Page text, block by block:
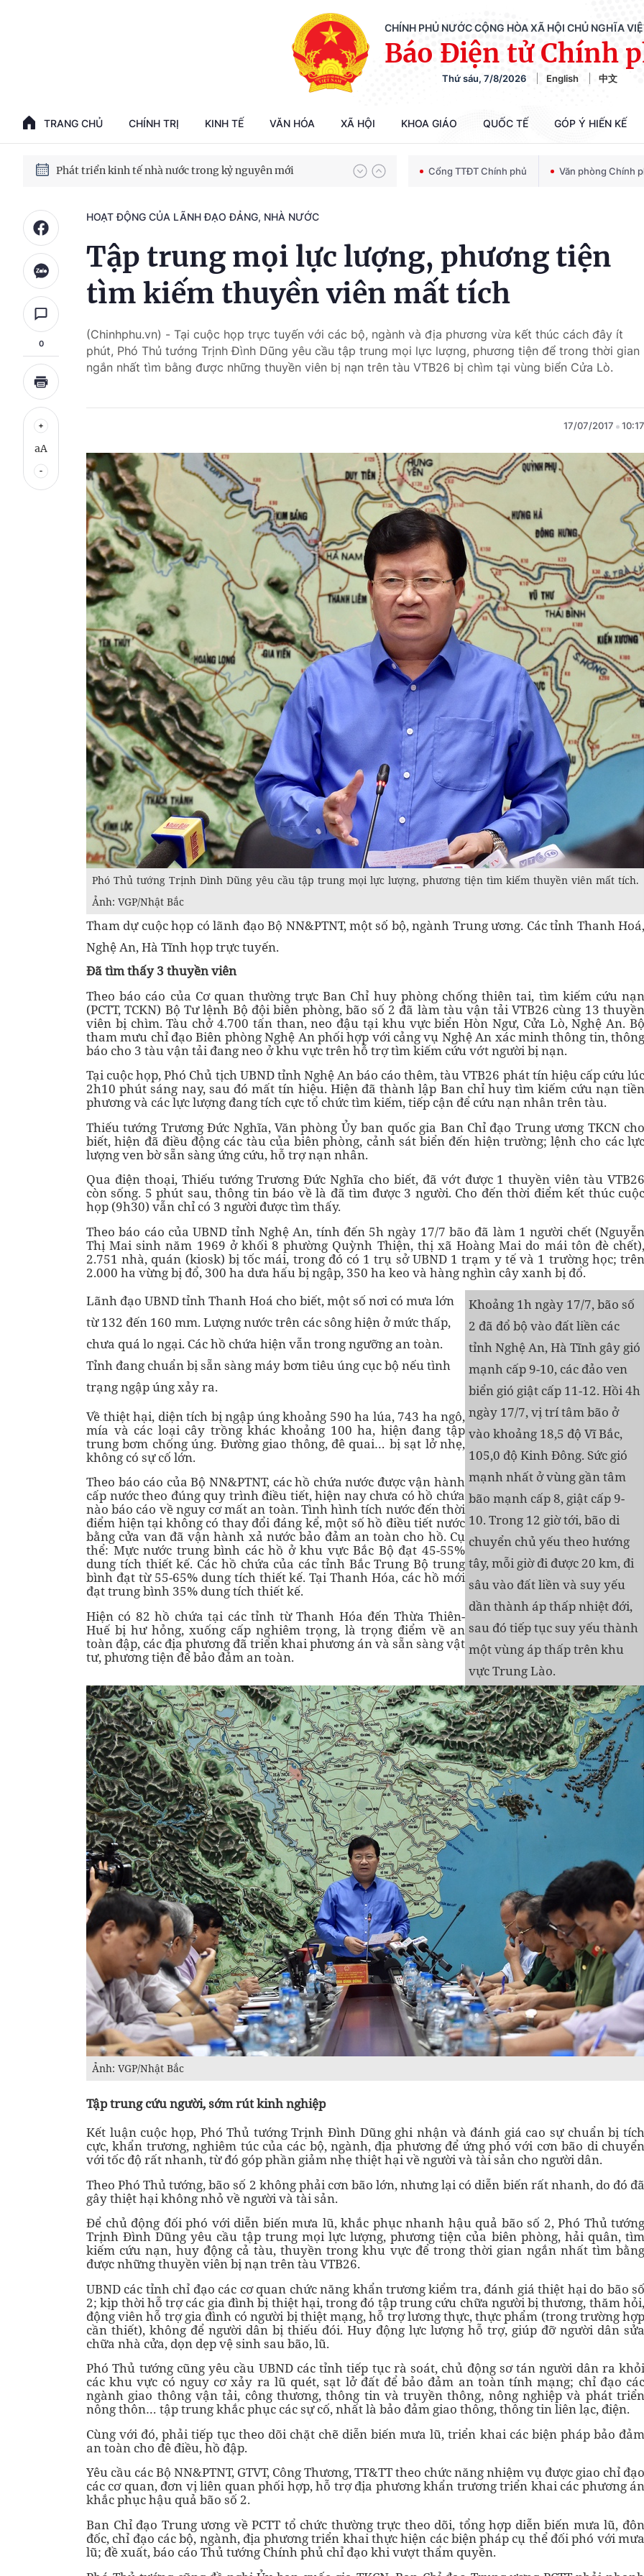
CHÍNH PHỦ NƯỚC CỘNG HÒA XÃ HỘI CHỦ NGHĨA
Báo Điện tử Chính
Thứ sáu, 7/8/2026 English 中文
TRANG CHỦ CHÍNH TRỊ KINH TẾ VĂN HÓA XÃ HỘI KHOA GIÁO QUỐC TẾ GÓP Ý HIẾN KẾ
Chiến dịch 500 ngày đêm tìm kiếm, quy tập và xác định danh tính hài cốt liệt sĩ
Phát triển nhà ở cho thuê - Trụ cột chiến lược, lâu dài
Phát triển kinh tế nhà nước trong kỷ nguyên mới Cổng TTĐT Chính phủ Văn phòng Chính
0
aA
HOẠT ĐỘNG CỦA LÃNH ĐẠO ĐẢNG, NHÀ NƯỚC
Tập trung mọi lực lượng, phương tiện
tìm kiếm thuyền viên mất tích
(Chinhphu.vn) - Tại cuộc họp trực tuyến với các bộ, ngành và địa phương vừa kết thúc cách đây ít
phút, Phó Thủ tướng Trịnh Đình Dũng yêu cầu tập trung mọi lực lượng, phương tiện để trong thời gian
ngắn nhất tìm bằng được những thuyền viên bị nạn trên tàu VTB26 bị chìm tại vùng biển Cửa Lò.
17/07/2017 10:17
Phó Thủ tướng Trịnh Dình Dũng yêu cầu tập trung mọi lực lượng, phương tiện tìm kiếm thuyền viên mất tích.
Ảnh: VGP/Nhật Bắc
Tham dự cuộc họp có lãnh đạo Bộ NN&PTNT, một số bộ, ngành Trung ương. Các tỉnh Thanh Hoá,
Nghệ An, Hà Tĩnh họp trực tuyến.
Đã tìm thấy 3 thuyền viên
Theo báo cáo của Cơ quan thường trực Ban Chỉ huy phòng chống thiên tai, tìm kiếm cứu nạn
(PCTT, TCKN) Bộ Tư lệnh Bộ đội biên phòng, bão số 2 đã làm tàu vận tải VTB26 cùng 13 thuyền
viên bị chìm. Tàu chở 4.700 tấn than, neo đậu tại khu vực biển Hòn Ngư, Cửa Lò, Nghệ An. Bộ
tham mưu chỉ đạo Biên phòng Nghệ An phối hợp với cảng vụ Nghệ An xác minh thông tin, thông
báo cho 3 tàu vận tải đang neo ở khu vực trên hỗ trợ tìm kiếm cứu vớt người bị nạn.
Tại cuộc họp, Phó Chủ tịch UBND tỉnh Nghệ An báo cáo thêm, tàu VTB26 phát tín hiệu cấp cứu lúc
2h10 phút sáng nay, sau đó mất tín hiệu. Hiện đã thành lập Ban chỉ huy tìm kiếm cứu nạn tiền
phương và các lực lượng đang tích cực tổ chức tìm kiếm, tiếp cận để cứu nạn nhân trên tàu.
Thiếu tướng Trương Đức Nghĩa, Văn phòng Ủy ban quốc gia Ban Chỉ đạo Trung ương TKCN cho
biết, hiện đã điều động các tàu của biên phòng, cảnh sát biển đến hiện trường; lệnh cho các lực
lượng ven bờ sẵn sàng ứng cứu, hỗ trợ nạn nhân.
Qua điện thoại, Thiếu tướng Trương Đức Nghĩa cho biết, đã vớt được 1 thuyền viên tàu VTB26
còn sống. 5 phút sau, thông tin báo về là đã tìm được 3 người. Cho đến thời điểm kết thúc cuộc
họp (9h30) vẫn chỉ có 3 người được tìm thấy.
Theo báo cáo của UBND tỉnh Nghệ An, tính đến 5h ngày 17/7 bão đã làm 1 người chết (Nguyễn
Thị Mai sinh năm 1969 ở khối 8 phường Quỳnh Thiện, thị xã Hoàng Mai do mái tôn đè chết),
2.751 nhà, quán (kiosk) bị tốc mái, trong đó có 1 trụ sở UBND 1 trạm y tế và 1 trường học; trên
2.000 ha vừng bị đổ, 300 ha dưa hấu bị ngập, 350 ha keo và hàng nghìn cây xanh bị đổ.
Khoảng 1h ngày 17/7, bão số
2 đã đổ bộ vào đất liền các
tỉnh Nghệ An, Hà Tĩnh gây gió
mạnh cấp 9-10, các đảo ven
biển gió giật cấp 11-12. Hồi 4h
ngày 17/7, vị trí tâm bão ở
vào khoảng 18,5 độ Vĩ Bắc,
105,0 độ Kinh Đông. Sức gió
mạnh nhất ở vùng gần tâm
bão mạnh cấp 8, giật cấp 9-
10. Trong 12 giờ tới, bão di
chuyển chủ yếu theo hướng
tây, mỗi giờ đi được 20 km, đi
sâu vào đất liền và suy yếu
dần thành áp thấp nhiệt đới,
sau đó tiếp tục suy yếu thành
một vùng áp thấp trên khu
vực Trung Lào.
Lãnh đạo UBND tỉnh Thanh Hoá cho biết, một số nơi có mưa lớn
từ 132 đến 160 mm. Lượng nước trên các sông hiện ở mức thấp,
chưa quá lo ngại. Các hồ chứa hiện vẫn trong ngưỡng an toàn.
Tỉnh đang chuẩn bị sẵn sàng máy bơm tiêu úng cục bộ nếu tình
trạng ngập úng xảy ra.
Về thiệt hại, diện tích bị ngập úng khoảng 590 ha lúa, 743 ha ngô,
mía và các loại cây trồng khác khoảng 100 ha, hiện đang tập
trung bơm chống úng. Đường giao thông, đê quai… bị sạt lở nhẹ,
không có sự cố lớn.
Theo báo cáo của Bộ NN&PTNT, các hồ chứa nước được vận hành
cấp nước theo đúng quy trình điều tiết, hiện nay chưa có hồ chứa
nào báo cáo về nguy cơ mất an toàn. Tình hình tích nước đến thời
điểm hiện tại không có thay đổi đáng kể, một số hồ điều tiết nước
bằng cửa van đã vận hành xả nước bảo đảm an toàn cho hồ. Cụ
thể: Mực nước trung bình các hồ ở khu vực Bắc Bộ đạt 45-55%
dung tích thiết kế. Các hồ chứa của các tỉnh Bắc Trung Bộ trung
bình đạt từ 55-65% dung tích thiết kế. Tại Thanh Hóa, các hồ mới
đạt trung bình 35% dung tích thiết kế.
Hiện có 82 hồ chứa tại các tỉnh từ Thanh Hóa đến Thừa Thiên-
Huế bị hư hỏng, xuống cấp nghiêm trọng, là trọng điểm về an
toàn đập, các địa phương đã triển khai phương án và sẵn sàng vật
tư, phương tiện để bảo đảm an toàn.
Ảnh: VGP/Nhật Bắc
Tập trung cứu người, sớm rút kinh nghiệp
Kết luận cuộc họp, Phó Thủ tướng Trịnh Đình Dũng ghi nhận và đánh giá cao sự chuẩn bị tích
cực, khẩn trương, nghiêm túc của các bộ, ngành, địa phương để ứng phó với cơn bão di chuyển
với tốc độ rất nhanh, từ đó góp phần giảm nhẹ thiệt hại về người và tài sản cho người dân.
Theo Phó Thủ tướng, bão số 2 không phải cơn bão lớn, nhưng lại có diễn biến rất nhanh, do đó đã
gây thiệt hại không nhỏ về người và tài sản.
Để chủ động đối phó với diễn biến mưa lũ, khắc phục nhanh hậu quả bão số 2, Phó Thủ tướng
Trịnh Đình Dũng yêu cầu tập trung mọi lực lượng, phương tiện của biên phòng, hải quân, tìm
kiếm cứu nạn, huy động cả tàu, thuyền trong khu vực để trong thời gian ngắn nhất tìm bằng
được những thuyền viên bị nạn trên tàu VTB26.
UBND các tỉnh chỉ đạo các cơ quan chức năng khẩn trương kiểm tra, đánh giá thiệt hại do bão số
2; kịp thời hỗ trợ các gia đình bị thiệt hại, trong đó tập trung cứu chữa người bị thương, thăm hỏi,
động viên hỗ trợ gia đình có người bị thiệt mạng, hỗ trợ lương thực, thực phẩm (trong trường hợp
cần thiết), không để người dân bị thiếu đói. Huy động lực lượng hỗ trợ, giúp đỡ người dân sửa
chữa nhà cửa, dọn dẹp vệ sinh sau bão, lũ.
Phó Thủ tướng cũng yêu cầu UBND các tỉnh tiếp tục rà soát, chủ động sơ tán người dân ra khỏi
các khu vực có nguy cơ xảy ra lũ quét, sạt lở đất để bảo đảm an toàn tính mạng; chỉ đạo các
ngành giao thông vận tải, công thương, thông tin và truyền thông, nông nghiệp và phát triển
nông thôn… tập trung khắc phục các sự cố, nhất là bảo đảm giao thông, thông tin liên lạc, điện.
Cùng với đó, phải tiếp tục theo dõi chặt chẽ diễn biến mưa lũ, triển khai các biện pháp bảo đảm
an toàn cho đê điều, hồ đập.
Yêu cầu các Bộ NN&PTNT, GTVT, Công Thương, TT&TT theo chức năng nhiệm vụ được giao chỉ đạo
các cơ quan, đơn vị liên quan phối hợp, hỗ trợ địa phương khẩn trương triển khai các phương án
khắc phục hậu quả bão số 2.
Ban Chỉ đạo Trung ương về PCTT tổ chức thường trực theo dõi, tổng hợp diễn biến mưa lũ, đôn
đốc, chỉ đạo các bộ, ngành, địa phương triển khai thực hiện các biện pháp cụ thể đối phó với mưa
lũ; đề xuất, báo cáo Thủ tướng Chính phủ chỉ đạo khi vượt thẩm quyền.